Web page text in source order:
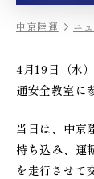
中京陸運 ニ
4月19日（水
通安全教室に
当日は、中京
持ち込み、運
を走行させて